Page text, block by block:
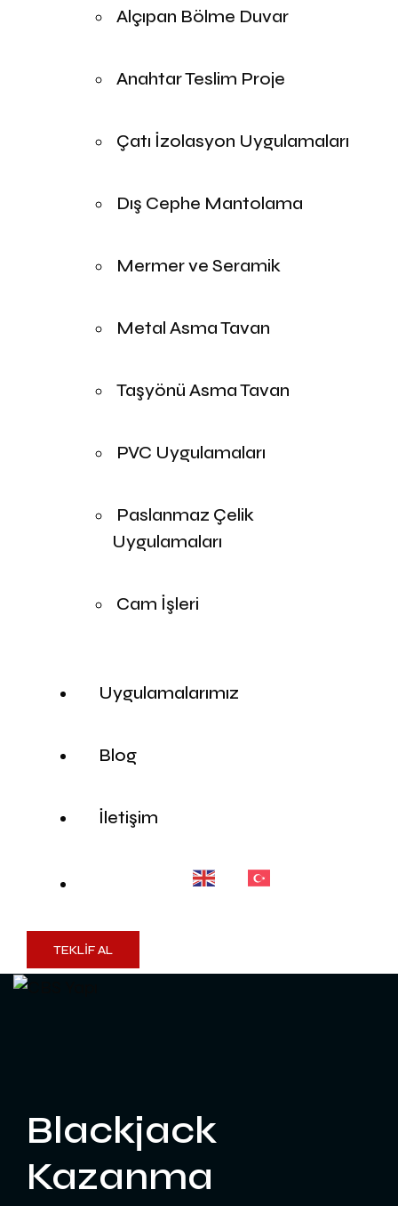
Alçıpan Bölme Duvar
Anahtar Teslim Proje
Çatı İzolasyon Uygulamaları
Dış Cephe Mantolama
Mermer ve Seramik
Metal Asma Tavan
Taşyönü Asma Tavan
PVC Uygulamaları
Paslanmaz Çelik
Uygulamaları
Cam İşleri
Uygulamalarımız
Blog
İletişim
TEKLİF AL
Blackjack
Kazanma